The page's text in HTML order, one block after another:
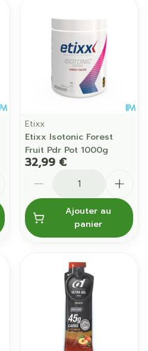
Etixx
Etixx Isotonic Forest
Fruit Pdr Pot 1000g
32,99 €
Ajouter au
panier